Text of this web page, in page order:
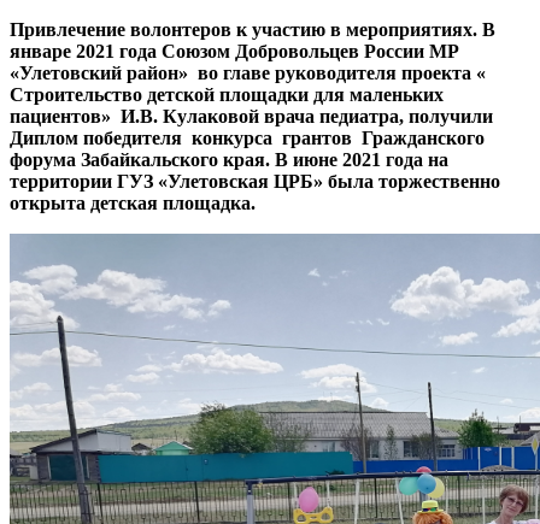
Привлечение волонтеров к участию в мероприятиях. В
январе 2021 года Союзом Добровольцев России МР
«Улетовский район» во главе руководителя проекта «
Строительство детской площадки для маленьких
пациентов» И.В. Кулаковой врача педиатра, получили
Диплом победителя конкурса грантов Гражданского
форума Забайкальского края. В июне 2021 года на
территории ГУЗ «Улетовская ЦРБ» была торжественно
открыта детская площадка.